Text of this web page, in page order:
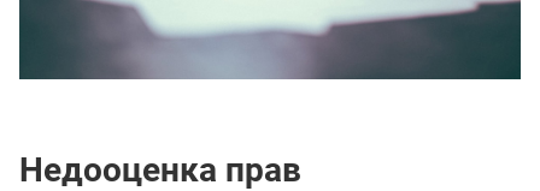
Недооценка прав